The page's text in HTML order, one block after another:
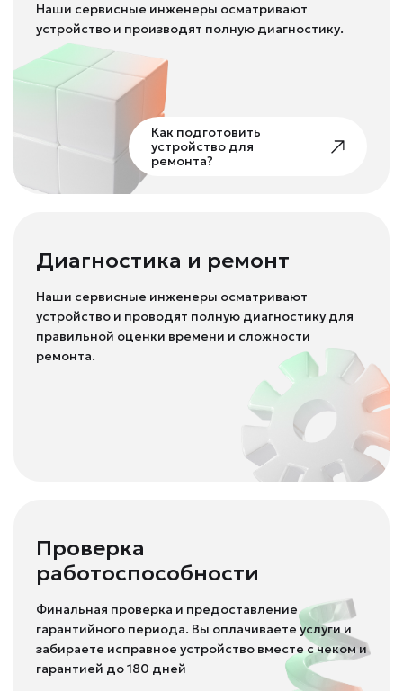
Наши сервисные инженеры осматривают
устройство и производят полную диагностику.
Как подготовить
устройство для
ремонта?
Диагностика и ремонт
Наши сервисные инженеры осматривают
устройство и проводят полную диагностику для
правильной оценки времени и сложности
ремонта.
Проверка
работоспособности
Финальная проверка и предоставление
гарантийного периода. Вы оплачиваете услуги и
забираете исправное устройство вместе с чеком и
гарантией до 180 дней